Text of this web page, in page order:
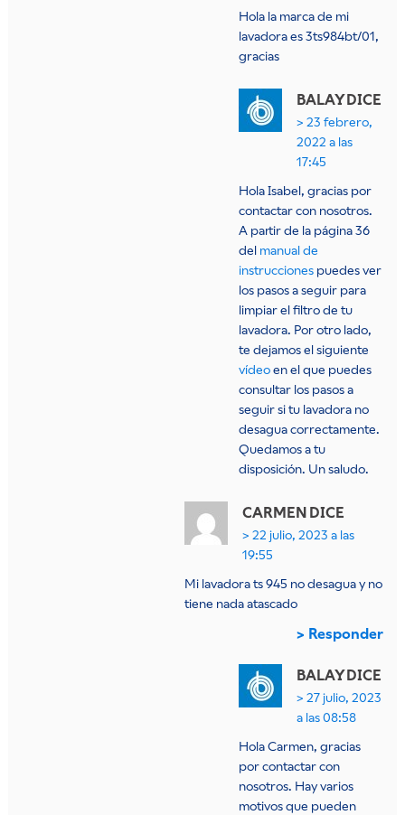
Hola la marca de mi
lavadora es 3ts984bt/01,
gracias
BALAY DICE
23 febrero,
2022 a las
17:45
Hola Isabel, gracias por
contactar con nosotros.
A partir de la página 36
del manual de
instruccionespuedes ver
los pasos a seguir para
limpiar el filtro de tu
lavadora. Por otro lado,
te dejamos el siguiente
vídeoen el que puedes
consultar los pasos a
seguir si tu lavadora no
desagua correctamente.
Quedamos a tu
disposición. Un saludo.
CARMEN DICE
22 julio, 2023 a las
19:55
Mi lavadora ts 945 no desagua y no
tiene nada atascado
Responder
BALAY DICE
27 julio, 2023
a las 08:58
Hola Carmen, gracias
por contactar con
nosotros. Hay varios
motivos que pueden